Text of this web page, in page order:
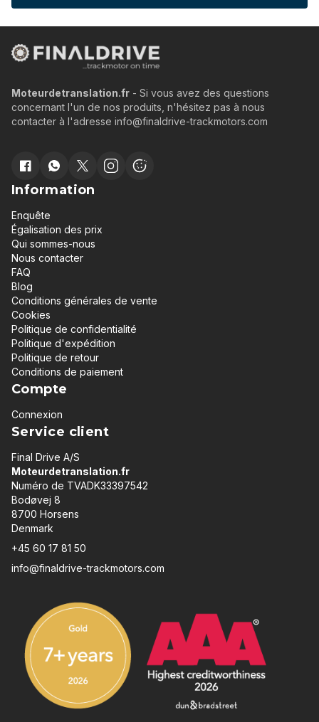
Moteurdetranslation.fr - Si vous avez des questions
concernant l'un de nos produits, n'hésitez pas à nous
contacter à l'adresse info@finaldrive-trackmotors.com
Information
Enquête
Égalisation des prix
Qui sommes-nous
Nous contacter
FAQ
Blog
Conditions générales de vente
Cookies
Politique de confidentialité
Politique d'expédition
Politique de retour
Conditions de paiement
Compte
Connexion
Service client
Final Drive A/S
Moteurdetranslation.fr
Numéro de TVADK33397542
Bodøvej 8
8700 Horsens
Denmark
+45 60 17 81 50
info@finaldrive-trackmotors.com